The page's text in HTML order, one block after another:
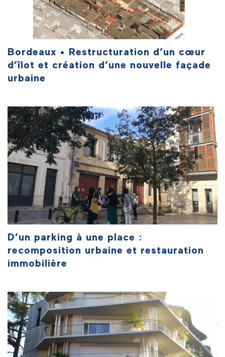
Bordeaux • Restructuration d’un cœur
d’îlot et création d’une nouvelle façade
urbaine
D’un parking à une place :
recomposition urbaine et restauration
immobilière